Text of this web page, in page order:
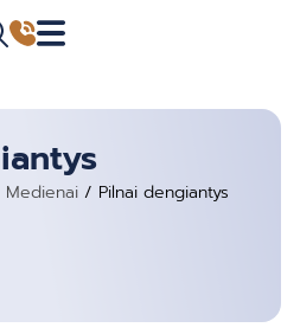
Medienai / Pilnai dengiantys